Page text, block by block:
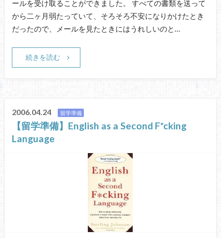
ールを受け取ることができました。 すべての書類を送って
から二ヶ月弱たっていて、そろそろ不安になりかけたとき
だったので、メールを見たときにはうれしいのと…
続きを読む
2006.04.24 留学準備
【留学準備】English as a Second F*cking
Language